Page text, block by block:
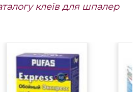
клеїв для шпалер